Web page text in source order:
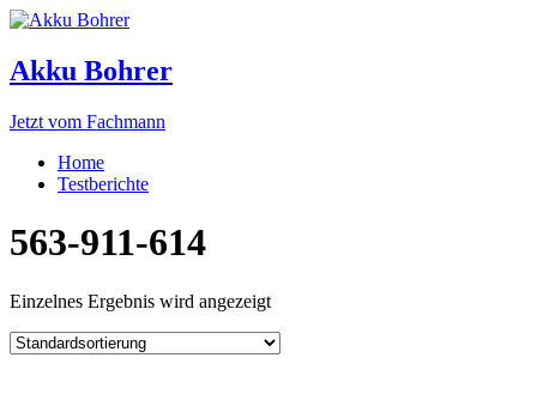
Akku Bohrer
Jetzt vom Fachmann
Home
Testberichte
563-911-614
Einzelnes Ergebnis wird angezeigt